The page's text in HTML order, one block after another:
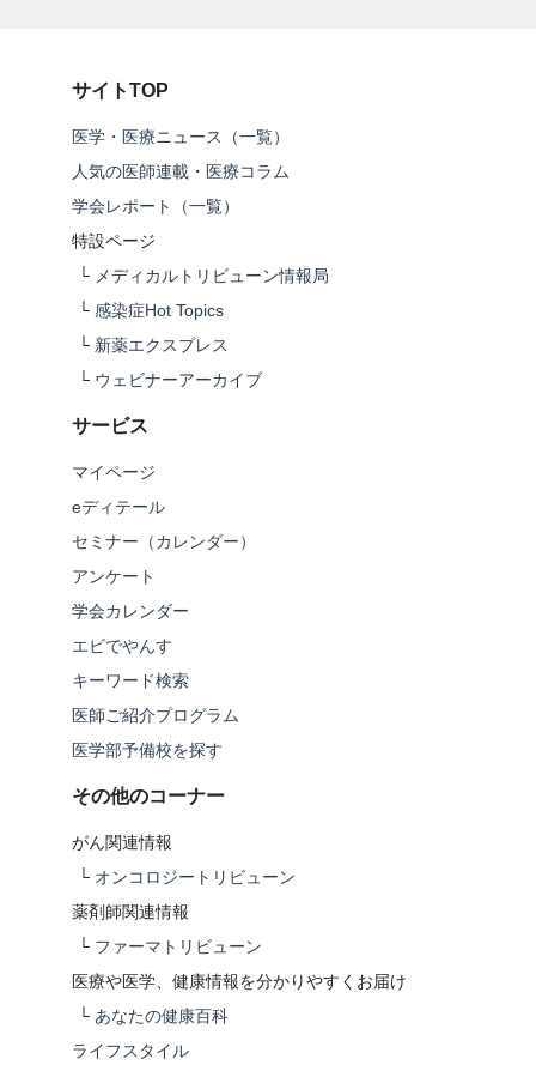
サイトTOP
医学・医療ニュース（一覧）
人気の医師連載・医療コラム
学会レポート（一覧）
特設ページ
└ メディカルトリビューン情報局
└ 感染症Hot Topics
└ 新薬エクスプレス
└ ウェビナーアーカイブ
サービス
マイページ
eディテール
セミナー（カレンダー）
アンケート
学会カレンダー
エビでやんす
キーワード検索
医師ご紹介プログラム
医学部予備校を探す
その他のコーナー
がん関連情報
└ オンコロジートリビューン
薬剤師関連情報
└ ファーマトリビューン
医療や医学、健康情報を分かりやすくお届け
└ あなたの健康百科
ライフスタイル